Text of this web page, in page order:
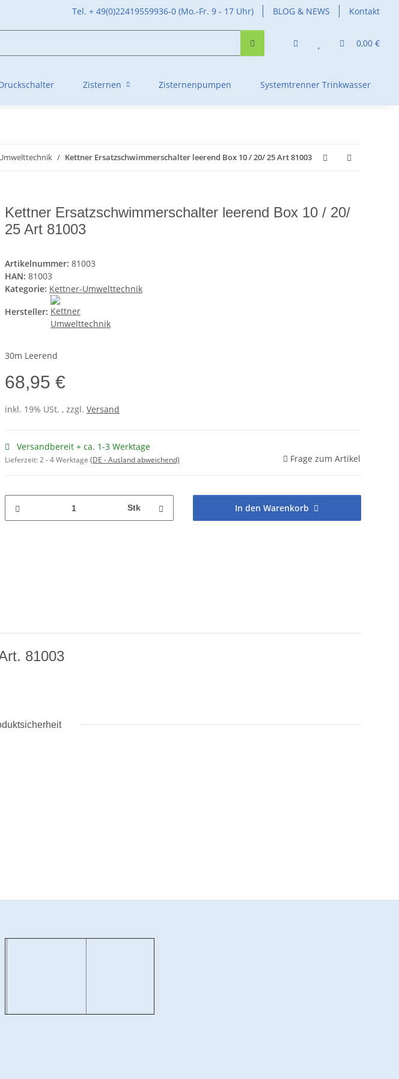
Tel. + 49(0)22419559936-0 (Mo.-Fr. 9 - 17 Uhr) BLOG & NEWS Kontakt
0,00 €
Zisternen Zisternenpumpen Systemtrenner Trinkwasser
Kettner Ersatzschwimmerschalter leerend Box 10 / 20/ 25 Art 81003
Kettner Ersatzschwimmerschalter leerend Box 10 / 20/
25 Art 81003
Artikelnummer: 81003
HAN: 81003
Kategorie: Kettner-Umwelttechnik
Hersteller:
30m Leerend
68,95 €
inkl. 19% USt. , zzgl. Versand
Versandbereit + ca. 1-3 Werktage
Lieferzeit:2 - 4 Werktage (DE - Ausland abweichend) Frage zum Artikel
Stk In den Warenkorb
81003